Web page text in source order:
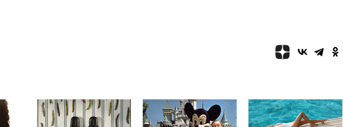
«Аэрофлот»
отменяет часть рейсов в Сочи
выиграл золото чемпионата
Европы в прыжках с 10-
метровой вышки